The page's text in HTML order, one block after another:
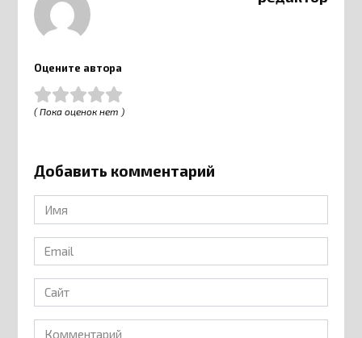
Оцените автора
( Пока оценок нет )
Добавить комментарий
Имя
*
Email
*
Сайт
Комментарий